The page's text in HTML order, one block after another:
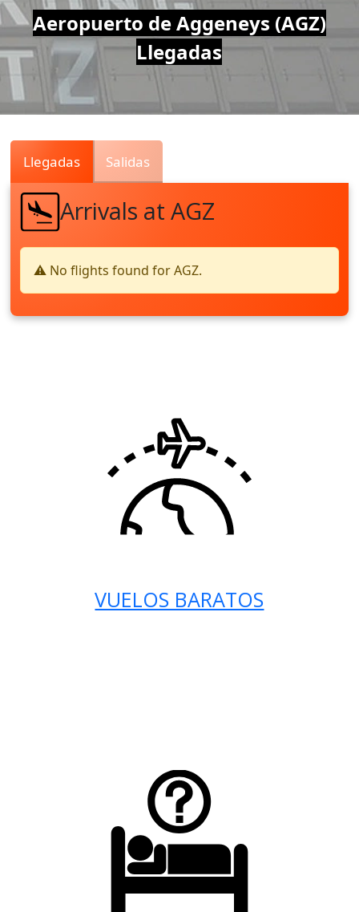
Air
Traffic
Live
Aeropuerto de Aggeneys (AGZ)
Llegadas
Llegadas Salidas
Arrivals at AGZ
⚠️ No flights found for AGZ.
VUELOS BARATOS